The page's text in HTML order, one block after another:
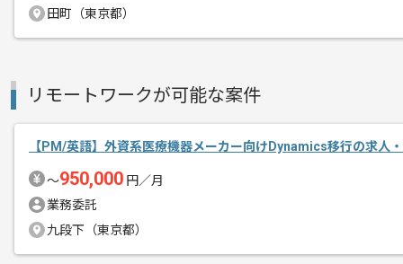
田町（東京都）
リモートワークが可能な案件
【PM/英語】外資系医療機器メーカー向けDynamics移行の求人
〜950,000 円／月
業務委託
九段下（東京都）